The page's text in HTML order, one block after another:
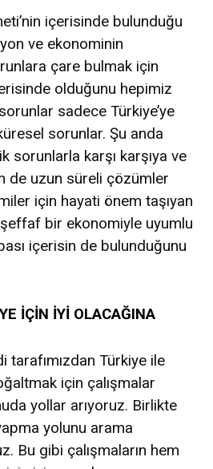
içerisinde bulunduğu
ve ekonominin
çare bulmak için
olduğunu hepimiz
sadece Türkiye’ye
sorunlar. Şu anda
sorunlarla karşı karşıya ve
de uzun süreli çözümler
için hayati önem taşıyan
bir ekonomiyle uyumlu
içerisin de bulunduğunu
İÇİN İYİ OLACAĞINA
tarafımızdan Türkiye ile
için çalışmalar
yollar arıyoruz. Birlikte
yolunu arama
Bu gibi çalışmaların hem